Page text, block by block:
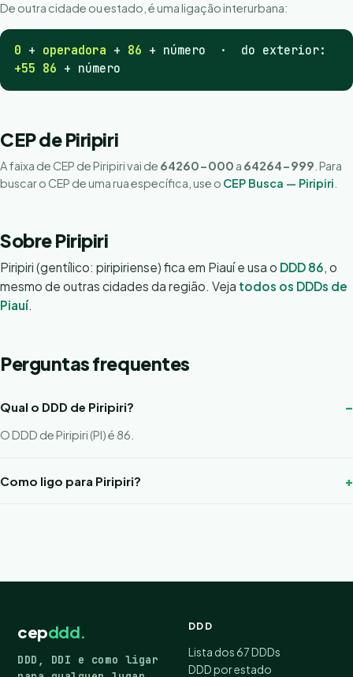
De outra cidade ou estado, é uma ligação interurbana:
0 + operadora + 86 + número · do exterior:
+55 86 + número
CEP de Piripiri
A faixa de CEP de Piripiri vai de 64260-000 a 64264-999 . Para
buscar o CEP de uma rua específica, use o CEP Busca — Piripiri
Sobre Piripiri
Piripiri (gentílico: piripiriense) fica em Piauí e usa o DDD 86, o
mesmo de outras cidades da região. Veja todos os DDDs de
Piauí.
Perguntas frequentes
Qual o DDD de Piripiri?
O DDD de Piripiri (PI) é 86.
Como ligo para Piripiri?
cepddd.
DDD, DDI e como ligar
DDD
Lista dos 67 DDDs
DDD por estado